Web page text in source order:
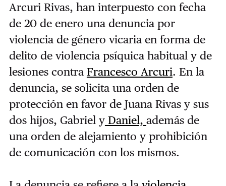
Arcuri Rivas, han interpuesto con fecha
de 20 de enero una denuncia por
violencia de género vicaria en forma de
delito de violencia psíquica habitual y de
lesiones contra Francesco Arcuri. En la
denuncia, se solicita una orden de
protección en favor de Juana Rivas y sus
dos hijos, Gabriel yDaniel, además de
una orden de alejamiento y prohibición
de comunicación con los mismos.